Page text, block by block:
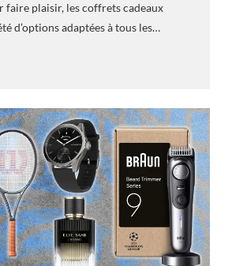
faire plaisir, les coffrets cadeaux
d’options adaptées à tous les…